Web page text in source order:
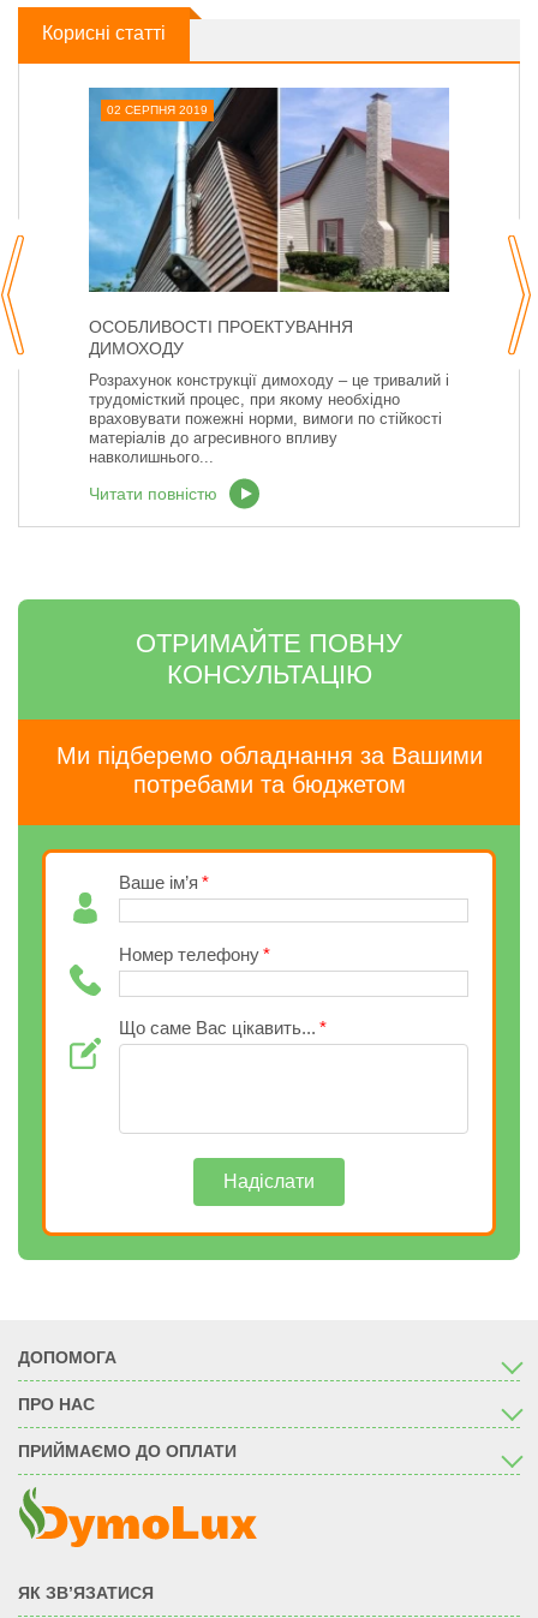
Корисні статті
02 СЕРПНЯ 2019
ОСОБЛИВОСТІ ПРОЕКТУВАННЯ
ДИМОХОДУ
Розрахунок конструкції димоходу – це тривалий і
трудомісткий процес, при якому необхідно
враховувати пожежні норми, вимоги по стійкості
матеріалів до агресивного впливу
навколишнього...
Читати повністю
ОТРИМАЙТЕ ПОВНУ
КОНСУЛЬТАЦІЮ
Ми підберемо обладнання за Вашими
потребами та бюджетом
Ваше ім’я
Номер телефону
Що саме Вас цікавить...
Надіслати
ДОПОМОГА
ПРО НАС
ПРИЙМАЄМО ДО ОПЛАТИ
ЯК ЗВ’ЯЗАТИСЯ